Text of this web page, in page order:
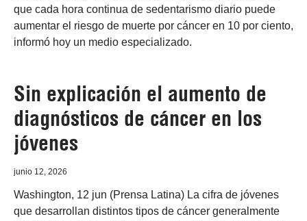
que cada hora continua de sedentarismo diario puede
aumentar el riesgo de muerte por cáncer en 10 por ciento,
informó hoy un medio especializado.
Sin explicación el aumento de
diagnósticos de cáncer en los
jóvenes
junio 12, 2026
Washington, 12 jun (Prensa Latina) La cifra de jóvenes
que desarrollan distintos tipos de cáncer generalmente